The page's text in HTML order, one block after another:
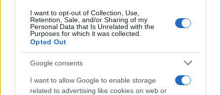
I want to opt-out of Collection, Use,
Retention, Sale, and/or Sharing of my
Personal Data that Is Unrelated with the
Purposes for which it was collected.
Opted Out
Google consents
I want to allow Google to enable storage
related to advertising like cookies on web or
visszatérésének szándékát, amennyiben Irán
hajlandó betartani az alkuban megállapított
korlátokat. A feszültség mindezek ellenére
nem csökkent, miután az iraki milíciák – nagy
valószínűség szerint Irán támogatásával –
továbbra is amerikai érdekeket céloznak.